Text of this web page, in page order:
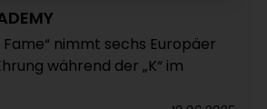
Fame“ nimmt sechs Europäer
während der „K“ im